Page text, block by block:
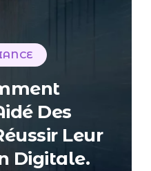
ment
idé Des
éussir Leur
Digitale.